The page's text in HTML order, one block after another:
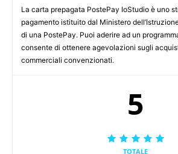
La carta prepagata PostePay IoStudio è uno
pagamento istituito dal Ministero
di una PostePay. Puoi aderire ad un
consente di ottenere agevolazioni sugli
commerciali convenzionati.
5
TOTALE